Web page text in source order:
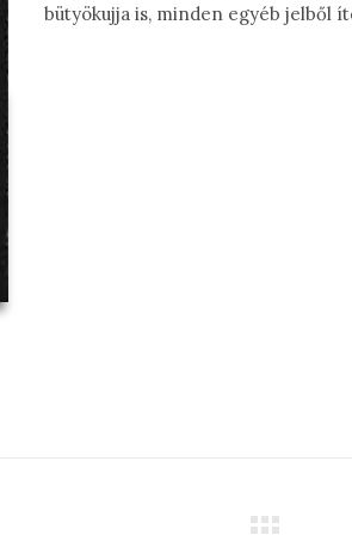
bütyökujja is, minden egyéb jelből